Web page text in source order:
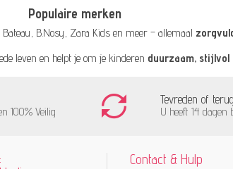
Populaire merken
Bateau, B.Nosy, Zara Kids en meer – allemaal
leven en helpt je om je kinderen duurzaam, stijlvol
100% Veilig
Tevreden of
U heeft 14 dagen
Contact & Hulp